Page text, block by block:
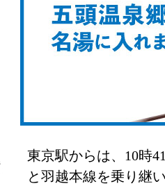
東京駅からは、10時
と羽越本線を乗り継